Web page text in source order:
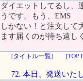
ダイエットしてるし、
うです。もう、EMS
しかない！と注文して
ます届くのが待ち遠し
[タイトル一覧] [TOP
72. 本日、発送いた